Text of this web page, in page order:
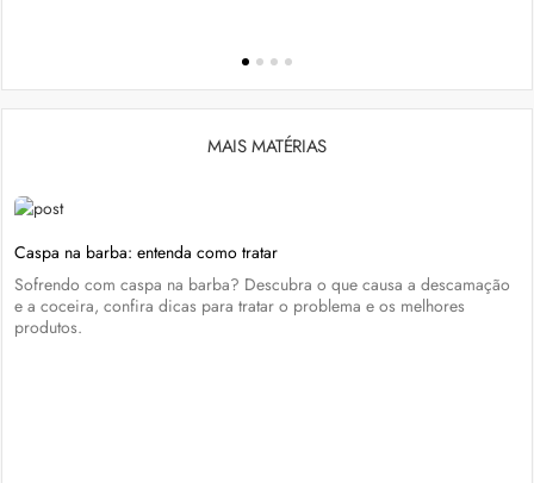
MAIS MATÉRIAS
Caspa na barba: entenda como tratar
Sofrendo com caspa na barba? Descubra o que causa a descamação
e a coceira, confira dicas para tratar o problema e os melhores
produtos.